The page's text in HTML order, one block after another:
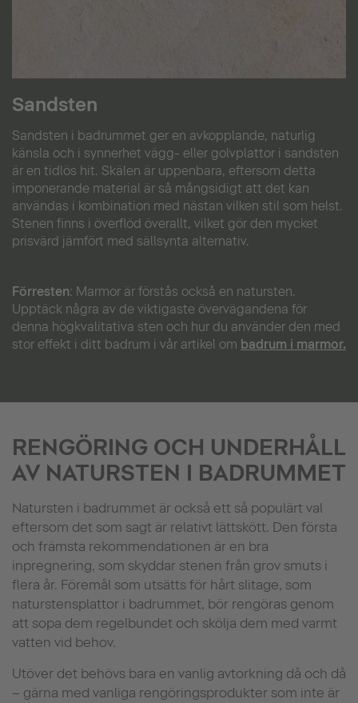
Sandsten
Sandsten i badrummet ger en avkopplande, naturlig
känsla och i synnerhet vägg- eller golvplattor i sandsten
är en tidlös hit. Skälen är uppenbara, eftersom detta
imponerande material är så mångsidigt att det kan
användas i kombination med nästan vilken stil som helst.
Stenen finns i överflöd överallt, vilket gör den mycket
prisvärd jämfört med sällsynta alternativ.
Förresten: Marmor är förstås också en natursten.
Upptäck några av de viktigaste övervägandena för
denna högkvalitativa sten och hur du använder den med
stor effekt i ditt badrum i vår artikel om badrum i marmor.
RENGÖRING OCH UNDERHÅLL
AV NATURSTEN I BADRUMMET
Natursten i badrummet är också ett så populärt val
eftersom det som sagt är relativt lättskött. Den första
och främsta rekommendationen är en bra
inpregnering, som skyddar stenen från grov smuts i
flera år. Föremål som utsätts för hårt slitage, som
naturstensplattor i badrummet, bör rengöras genom
att sopa dem regelbundet och skölja dem med varmt
vatten vid behov.
Utöver det behövs bara en vanlig avtorkning då och då
– gärna med vanliga rengöringsprodukter som inte är